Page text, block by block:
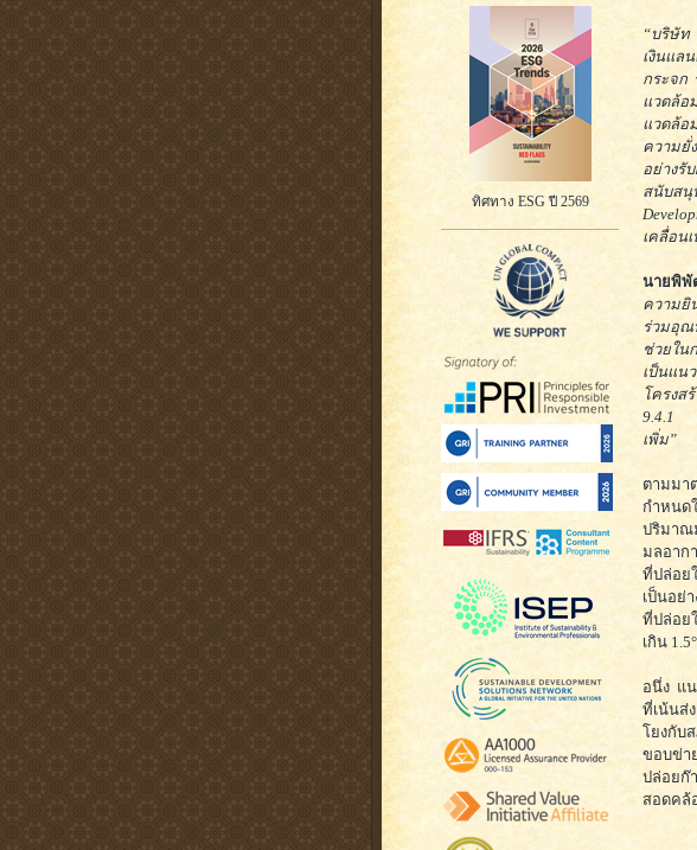
ทิศทาง ESG ปี 2569
“บริษัท
เงินแล
กระจก
แวดล้อ
แวดล้อ
ความยั่
อย่างรั
สนับสนุ
เคลื่อน
นายพิ
ความยิ
ร่วมอุณ
ช่วยใน
เป็นแน
โครงส
9.4.1
เพิ่ม”
ตามมา
กำหน
ปริมาณ
มลอาก
ที่ปล่อย
เป็นอย่
ที่ปล่อย
เกิน
อนึ่ง แ
ที่เน้นส่
โยงกับ
ขอบข่า
ปล่อยก๊
สอดคล้